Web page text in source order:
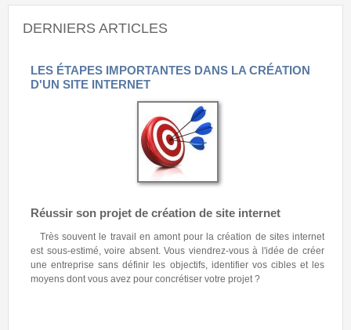
DERNIERS ARTICLES
LES ÉTAPES IMPORTANTES DANS LA CRÉATION
D'UN SITE INTERNET
Réussir son projet de création de site internet
Très souvent le travail en amont pour la création de sites internet
est sous-estimé, voire absent. Vous viendrez-vous à l'idée de créer
une entreprise sans définir les objectifs, identifier vos cibles et les
moyens dont vous avez pour concrétiser votre projet ?